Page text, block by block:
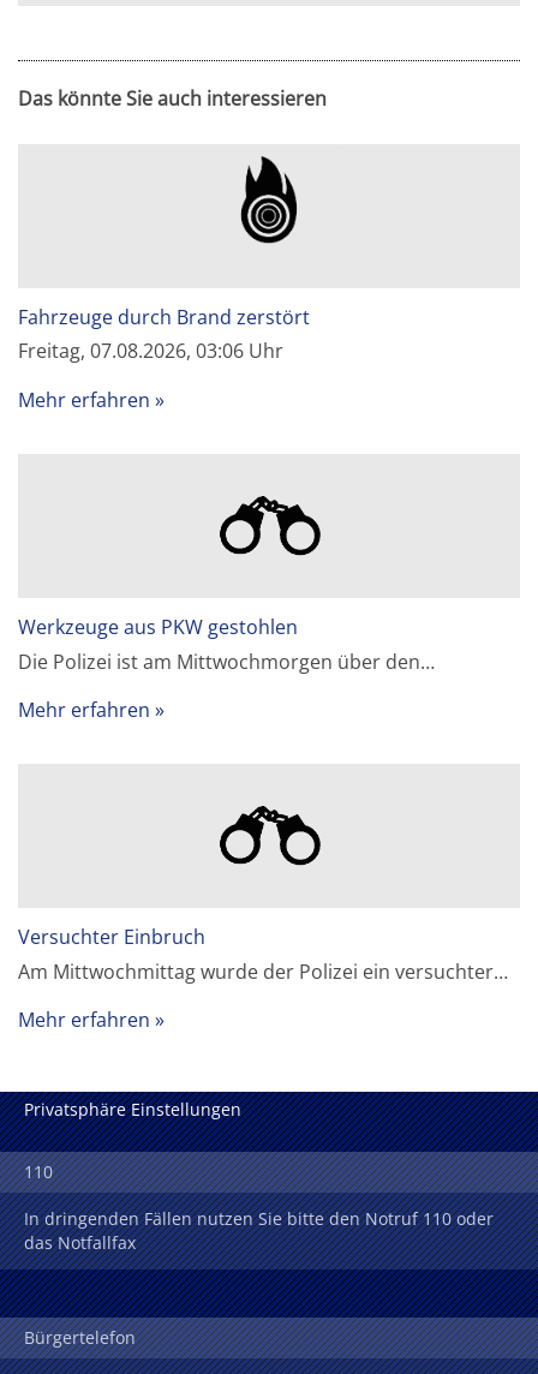
Das könnte Sie auch interessieren
Fahrzeuge durch Brand zerstört
Freitag, 07.08.2026, 03:06 Uhr
Mehr erfahren
Werkzeuge aus PKW gestohlen
Die Polizei ist am Mittwochmorgen über den…
Mehr erfahren
Versuchter Einbruch
Am Mittwochmittag wurde der Polizei ein versuchter…
Mehr erfahren
Privatsphäre Einstellungen
110
In dringenden Fällen nutzen Sie bitte den Notruf 110 oder
das Notfallfax
Bürgertelefon